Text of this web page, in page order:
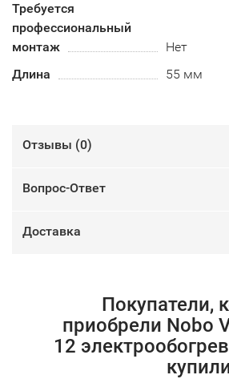
Требуется
профессиональный
монтаж
Нет
Длина
55 мм
Отзывы (0)
Вопрос-Ответ
Доставка
Покупатели,
приобрели Nobo
12